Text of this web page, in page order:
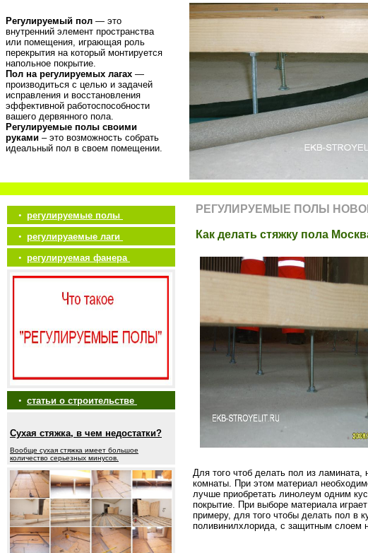
Регулируемый пол — это
внутренний элемент пространства
или помещения, играющая роль
перекрытия на который монтируется
напольное покрытие.
Пол на регулируемых лагах —
производиться с целью и задачей
исправления и восстановления
эффективной работоспособности
вашего дервянного пола.
Регулируемые полы своими
руками – это возможность собрать
идеальный пол в своем помещении.
• регулируемые полы
• регулируаемые лаги
• регулируемая фанера
• статьи о строительстве
Сухая стяжка, в чем недостатки?
Вообще сухая стяжка имеет большое
количество серьезных минусов.
РЕГУЛИРУЕМЫЕ ПОЛЫ
Как делать стяжку пола
Для того чтоб делать пол из
комнаты. При этом материал
лучше приобретать линолеум одним
покрытие. При выборе материала
примеру, для того чтобы делать пол в
поливинилхлорида, с защитным слоем